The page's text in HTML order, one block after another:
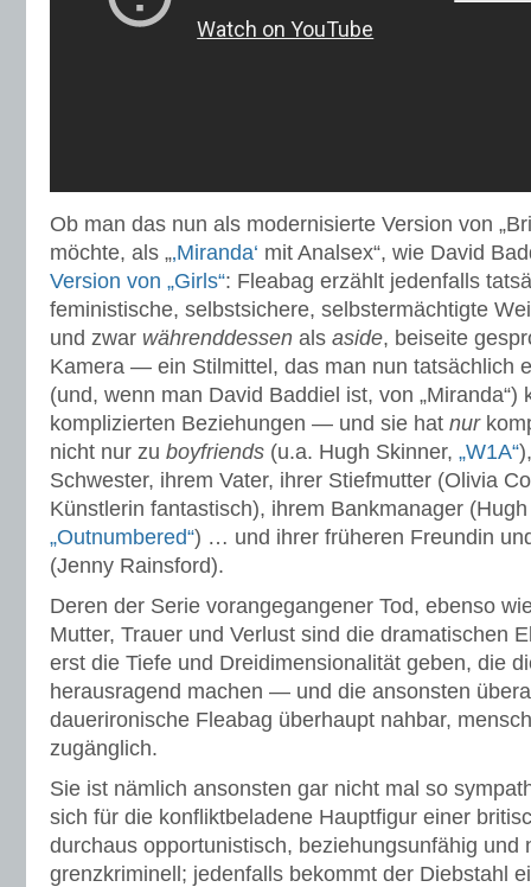
Ob man das nun als modernisierte Version von
möchte, als „‚Miranda‘ mit Analsex“, wie David
Version von „Girls“: Fleabag erzählt jedenfalls
feministische, selbstsichere, selbstermächtigte
und zwar währenddessen als aside, beiseite
Kamera — ein Stilmittel, das man nun tatsächlich
(und, wenn man David Baddiel ist, von „Miranda“)
komplizierten Beziehungen — und sie hat nur
nicht nur zu boyfriends (u.a. Hugh Skinner, „W1A“
Schwester, ihrem Vater, ihrer Stiefmutter (Olivia
Künstlerin fantastisch), ihrem Bankmanager
„Outnumbered“) … und ihrer früheren Freundin
(Jenny Rainsford).
Deren der Serie vorangegangener Tod, ebenso
Mutter, Trauer und Verlust sind die dramatischen
erst die Tiefe und Dreidimensionalität geben, die
herausragend machen — und die ansonsten
dauerironische Fleabag überhaupt nahbar,
zugänglich.
Sie ist nämlich ansonsten gar nicht mal so
sich für die konfliktbeladene Hauptfigur einer
durchaus opportunistisch, beziehungsunfähig und
grenzkriminell; jedenfalls bekommt der Diebstahl